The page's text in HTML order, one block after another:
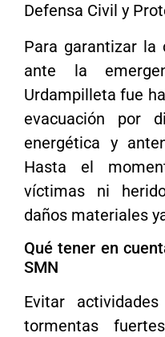
Defensa Civil y
Para garantizar la
ante la
Urdampilleta fue
evacuación por
energética y
Hasta el
víctimas ni
daños materiales
Qué tener en
SMN
Evitar
tormentas